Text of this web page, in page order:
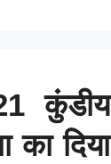
कुंडीय
का दिया